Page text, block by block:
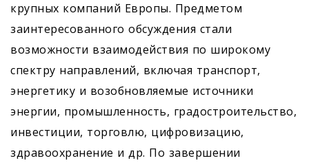
крупных компаний Европы. Предметом
заинтересованного обсуждения стали
возможности взаимодействия по широкому
спектру направлений, включая транспорт,
энергетику и возобновляемые источники
энергии, промышленность, градостроительство,
инвестиции, торговлю, цифровизацию,
здравоохранение и др. По завершении